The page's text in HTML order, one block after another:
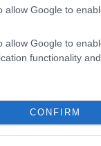
allow Google to
allow Google to
functionality
CONFIRM